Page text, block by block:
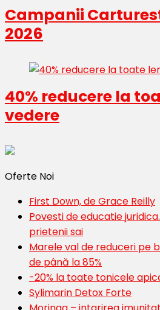
Campanii
2026
40% reducere la
vedere
Oferte Noi
First Down, de Grace Reilly
Povesti de educatie
prietenii sai
Marele val de reduceri pe
de până la 85%
-20% la toate tonicele
Sylimarin Detox Forte